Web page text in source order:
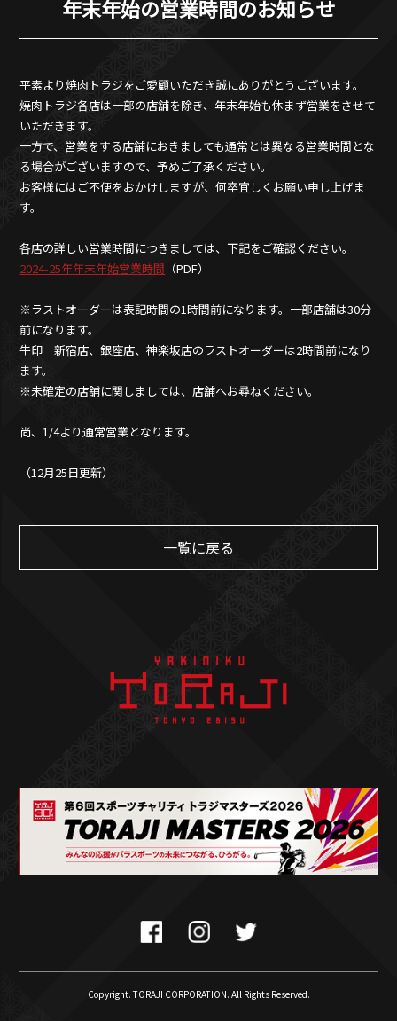
年末年始の営業時間のお知らせ
平素より焼肉トラジをご愛顧いただき誠にありがとうございます。
焼肉トラジ各店は一部の店舗を除き、年末年始も休まず営業をさせて
いただきます。
一方で、営業をする店舗におきましても通常とは異なる営業時間とな
る場合がございますので、予めご了承ください。
お客様にはご不便をおかけしますが、何卒宜しくお願い申し上げま
す。
各店の詳しい営業時間につきましては、下記をご確認ください。
2024-25年年末年始営業時間 （PDF）
※ラストオーダーは表記時間の1時間前になります。一部店舗は30分
前になります。
牛印 新宿店、銀座店、神楽坂店のラストオーダーは2時間前になり
ます。
※未確定の店舗に関しましては、店舗へお尋ねください。
尚、1/4より通常営業となります。
（12月25日更新）
一覧に戻る
Copyright. TORAJI CORPORATION. All Rights Reserved.